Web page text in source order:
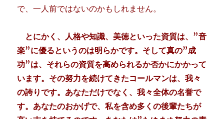
で、一人前ではないのかもしれません。
とにかく、人格や知識、美徳といった資質は、”音
楽”に優るというのは明らかです。そして真の”成
功”は、それらの資質を高められるか否かにかかって
います。その努力を続けてきたコールマンは、我々
の誇りです。あなただけでなく、我々全体の名誉で
す。あなたのおかげで、私を含め多くの後輩たちが